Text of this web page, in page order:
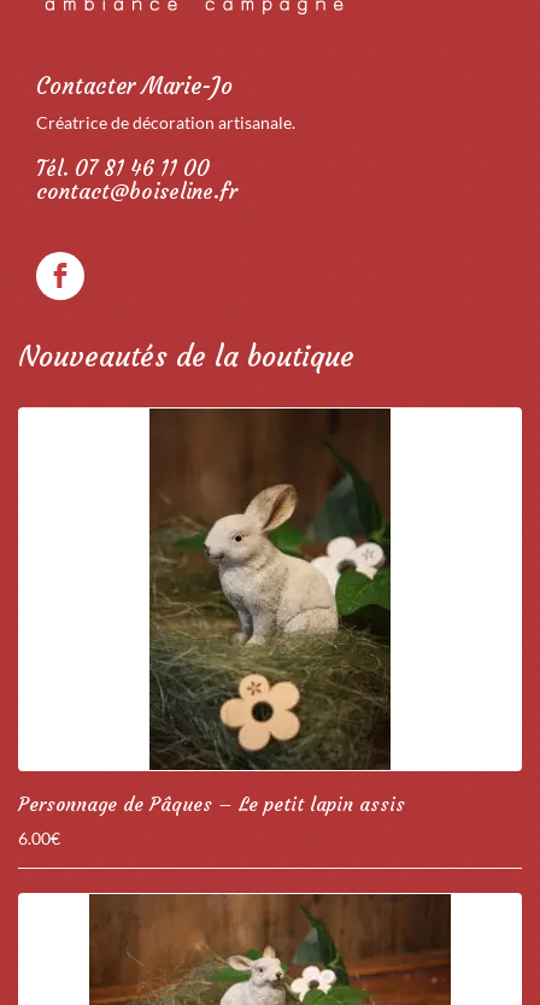
Contacter Marie-Jo
Créatrice de décoration artisanale.
Tél. 07 81 46 11 00
contact@boiseline.fr
Nouveautés de la boutique
Personnage de Pâques – Le petit lapin assis
6.00€